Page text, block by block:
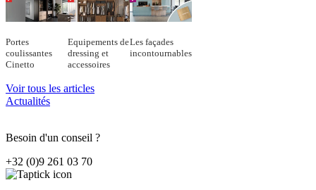
Portes
coulissantes
Cinetto
Equipements de
dressing et
accessoires
Les façades
incontournables
Voir tous les articles
Actualités
Besoin d'un conseil ?
+32 (0)9 261 03 70